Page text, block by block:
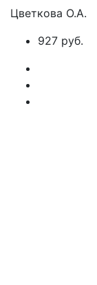
Цветкова О.А.
927 руб.